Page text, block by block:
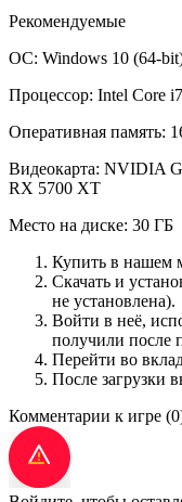
Рекомендуемые
ОС: Windows 10 (64-
Процессор: Intel Core
Оперативная память:
Видеокарта: NVIDIA
RX 5700 XT
Место на диске: 30 ГБ
Купить в нашем
Скачать и
не установлена).
Войти в неё,
получили после
Перейти во
После загрузки
Комментарии к игре